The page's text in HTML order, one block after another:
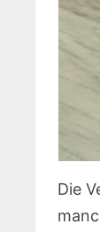
Die